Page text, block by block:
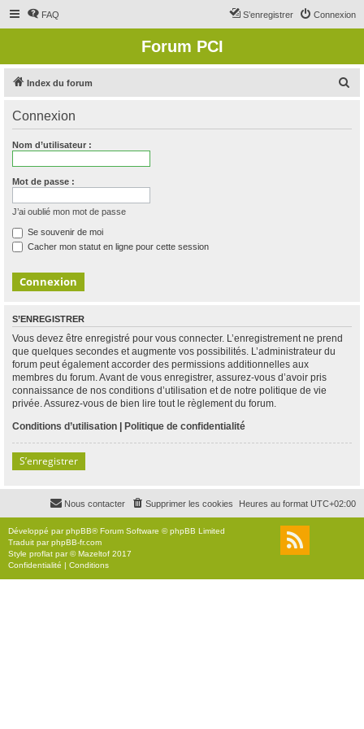
FAQ Connexion
S’enregistrer
Forum PCI
Index du forum
Connexion
Nom d’utilisateur :
Mot de passe :
J’ai oublié mon mot de passe
Se souvenir de moi
Cacher mon statut en ligne pour cette session
S’ENREGISTRER
Vous devez être enregistré pour vous connecter. L’enregistrement ne prend
que quelques secondes et augmente vos possibilités. L’administrateur du
forum peut également accorder des permissions additionnelles aux
membres du forum. Avant de vous enregistrer, assurez-vous d’avoir pris
connaissance de nos conditions d’utilisation et de notre politique de vie
privée. Assurez-vous de bien lire tout le règlement du forum.
Conditions d’utilisation | Politique de confidentialité
S’enregistrer
Heures au format UTC+02:00
Supprimer les cookies
Nous contacter
Développé parphpBB® Forum Software © phpBB Limited
Traduit parphpBB-fr.com
Style proflat par ©Mazeltof 2017
Confidentialité | Conditions